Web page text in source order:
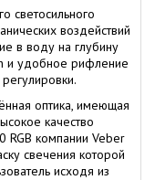
светосильного
воздействий
в воду на глубину
и удобное рифление
оптика, имеющая
качество
RGB компании Veber
свечения которой
исходя из